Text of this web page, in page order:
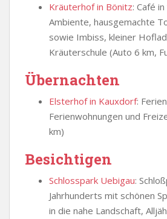
Kräuterhof in Bönitz: Café
Ambiente, hausgemachte
sowie Imbiss, kleiner
Kräuterschule (Auto 6 km,
Übernachten
Elsterhof in Kauxdorf:
Ferienwohnungen und
km)
Besichtigen
Schlosspark Uebigau:
Jahrhunderts mit schönen
in die nahe Landschaft,